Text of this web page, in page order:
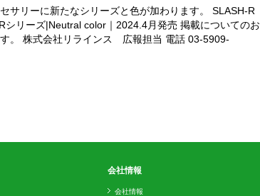
サリーに新たなシリーズと色が加わります。 SLASH-R
シリーズ|Neutral color｜2024.4月発売 掲載についてのお
。 株式会社リラインス 広報担当 電話 03-5909-
会社情報
会社情報